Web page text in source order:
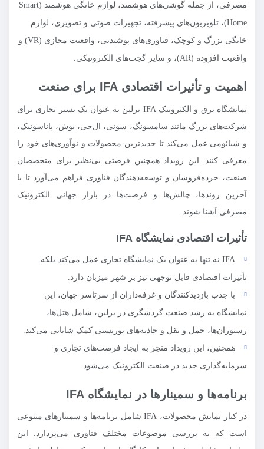
مصرفی، از جمله گوشی‌های هوشمند، لوازم خانگی هوشمند (Smart
Home)، تلویزیون‌های پیشرفته، تجهیزات صوتی و تصویری، لوازم
خانگی بزرگ و کوچک، فناوری‌های پوشیدنی، واقعیت مجازی (VR) و
واقعیت افزوده (AR)، و سایر گجت‌های الکترونیکی.
اهمیت و تأثیرات اقتصادی IFA برای صنعت
نمایشگاه برق و الکترونیک IFA برلین به عنوان یک بستر تجاری برای
شرکت‌های بزرگ مانند سامسونگ، سونی، ال‌جی، بوش، پاناسونیک،
و شیائومی عمل می‌کند تا جدیدترین محصولات و نوآوری‌های خود را
معرفی کنند. این رویداد همچنین فرصتی بی‌نظیر برای متخصصان
صنعت، خرده‌فروشان و توسعه‌دهندگان فناوری فراهم می‌آورد تا با
آخرین روندها، چالش‌ها و فرصت‌ها در بازار جهانی الکترونیک
مصرفی آشنا شوند.
تأثیرات اقتصادی نمایشگاه IFA
IFA نه تنها به عنوان یک نمایشگاه تجاری عمل می‌کند بلکه
تأثیرات اقتصادی قابل توجهی نیز بر شهر میزبان دارد.
با جذب بازدیدکنندگان و غرفه‌داران از سرتاسر جهان، این
نمایشگاه به رشد صنعت گردشگری در برلین، شامل هتل‌ها،
رستوران‌ها، حمل و نقل و جاذبه‌های توریستی کمک شایانی می‌کند.
همچنین، این رویداد منجر به ایجاد فرصت‌های تجاری و
سرمایه‌گذاری جدید در صنعت الکترونیک می‌شود.
برنامه‌ها و سمینارها در نمایشگاه IFA
در کنار نمایش محصولات، IFA شامل برنامه‌ها و سمینارهای متنوعی
است که به بررسی موضوعات مختلف فناوری می‌پردازد. این